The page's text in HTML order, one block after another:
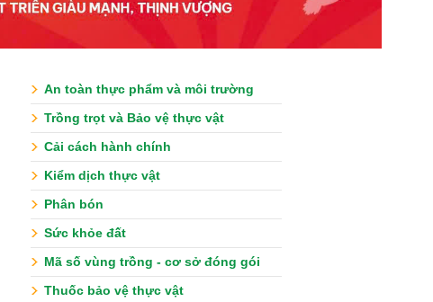
An toàn thực phẩm và môi trường
Trồng trọt và Bảo vệ thực vật
Cải cách hành chính
Kiểm dịch thực vật
Phân bón
Sức khỏe đất
Mã số vùng trồng - cơ sở đóng gói
Thuốc bảo vệ thực vật